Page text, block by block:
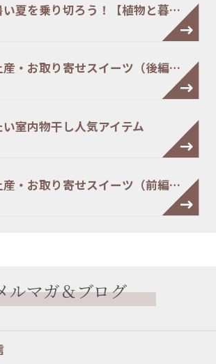
夏を乗り切ろう！【植物と暮…
・お取り寄せスイーツ（後編…
室内物干し人気アイテム
・お取り寄せスイーツ（前編…
ルマガ＆ブログ